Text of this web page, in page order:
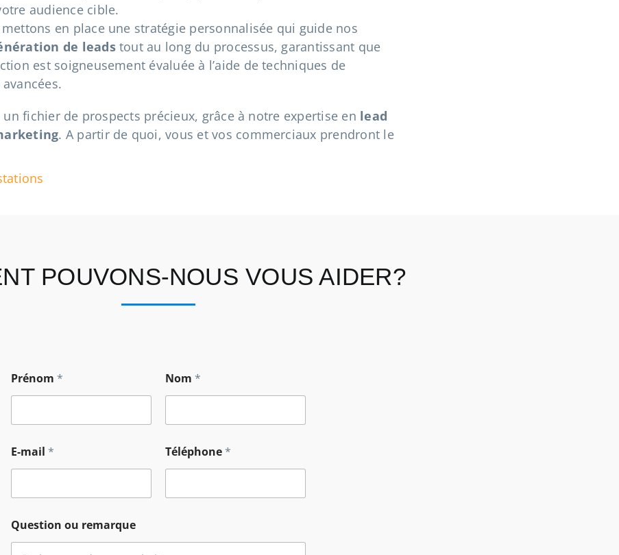
audience cible.
en place une stratégie personnalisée qui guide nos
de leadstout au long du processus, garantissant que
est soigneusement évaluée à l’aide de techniques de
fichier de prospects précieux, grâce à notre expertise en lead
. A partir de quoi, vous et vos commerciaux prendront le
POUVONS-NOUS VOUS AIDER?
Prénom * Nom *
E-mail * Téléphone *
Question ou remarque